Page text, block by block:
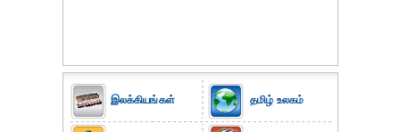
இலக்கியங்கள் தமிழ் உலகம்